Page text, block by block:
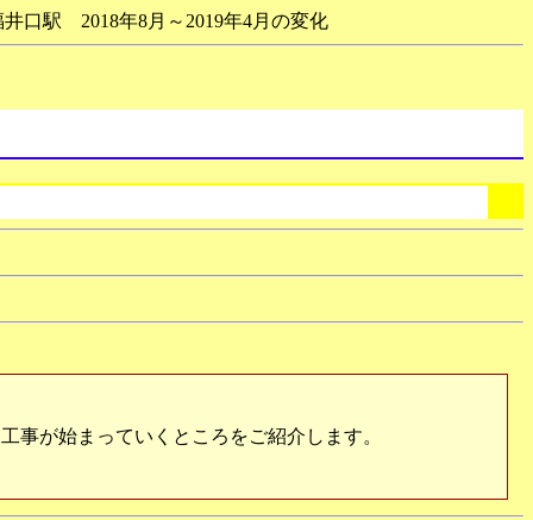
井口駅 2018年8月～2019年4月の変化
が始まっていくところをご紹介します。